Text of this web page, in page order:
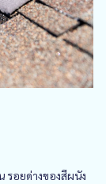
รอยด่างของสีผนัง